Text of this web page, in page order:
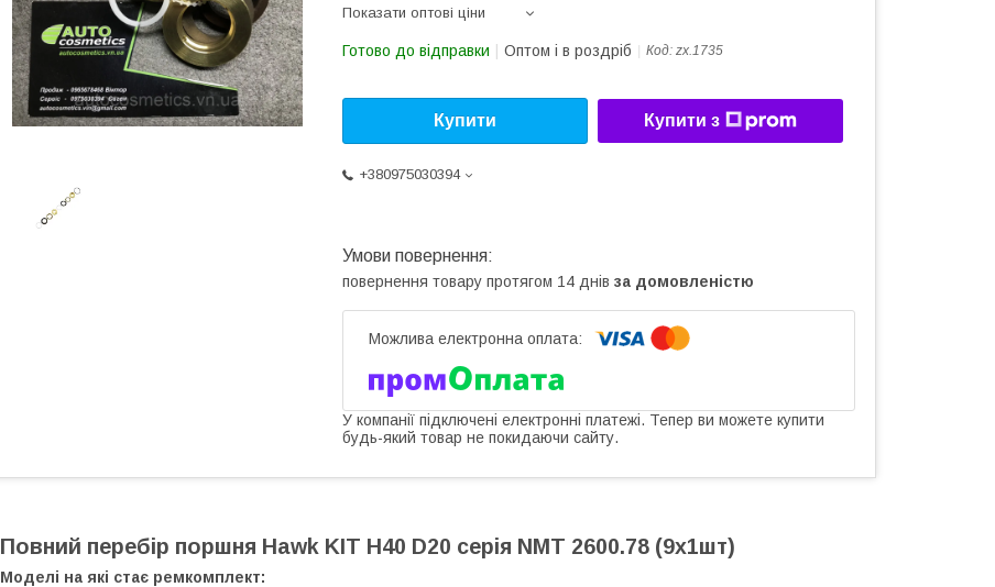
Показати оптові ціни
Готово до відправки Оптом і в роздріб Код: zx.1735
Купити Купити з
+380975030394
повернення товару протягом 14 днів за домовленістю
У компанії підключені електронні платежі. Тепер ви можете купити
будь-який товар не покидаючи сайту.
Повний перебір поршня Hawk KIT H40 D20 серія NMT 2600.78 (9x1шт)
Моделі на які стає ремкомплект: